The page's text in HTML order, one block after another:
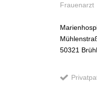
Frauenarzt
50321 Brühl